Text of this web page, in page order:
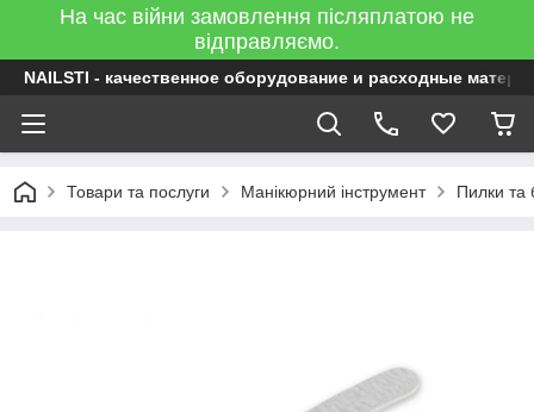
На час війни замовлення післяплатою не
відправляємо.
NAILSTI - качественное оборудование и расходные
Товари та послуги Манікюрний інструмент Пилки та